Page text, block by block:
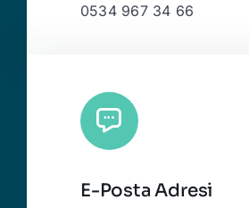
0534 967 34 66
E-Posta Adresi